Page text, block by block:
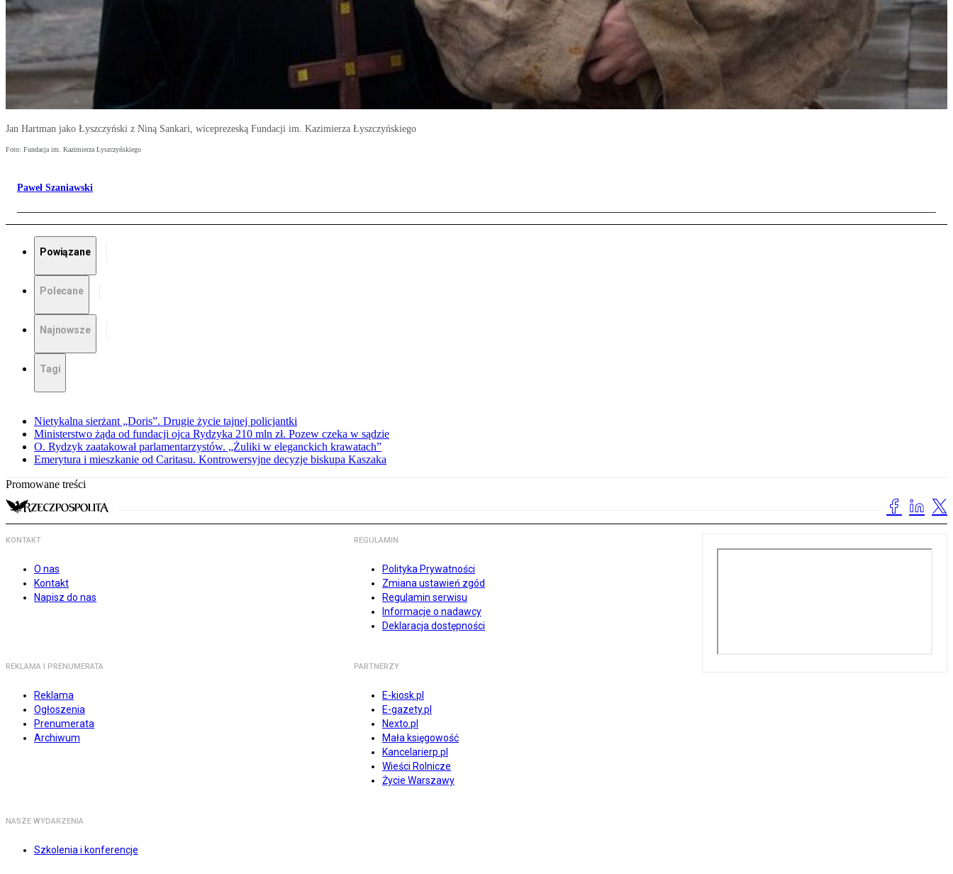
Jan Hartman jako Łyszczyński z Niną Sankari, wiceprezeską Fundacji im. Kazimierza Łyszczyńskiego
Foto: Fundacja im. Kazimierza Łyszczyńskiego
Paweł Szaniawski
Powiązane
Polecane
Najnowsze
Tagi
Nietykalna sierżant „Doris”. Drugie życie tajnej policjantki
Ministerstwo żąda od fundacji ojca Rydzyka 210 mln zł. Pozew czeka w sądzie
O. Rydzyk zaatakował parlamentarzystów. „Żuliki w eleganckich krawatach”
Emerytura i mieszkanie od Caritasu. Kontrowersyjne decyzje biskupa Kaszaka
Promowane treści
KONTAKT
O nas
Kontakt
Napisz do nas
REGULAMIN
Polityka Prywatności
Zmiana ustawień zgód
Regulamin serwisu
Informacje o nadawcy
Deklaracja dostępności
REKLAMA I PRENUMERATA
Reklama
Ogłoszenia
Prenumerata
Archiwum
PARTNERZY
E-kiosk.pl
E-gazety.pl
Nexto.pl
Mała księgowość
Kancelarierp.pl
Wieści Rolnicze
Życie Warszawy
NASZE WYDARZENIA
Szkolenia i konferencje